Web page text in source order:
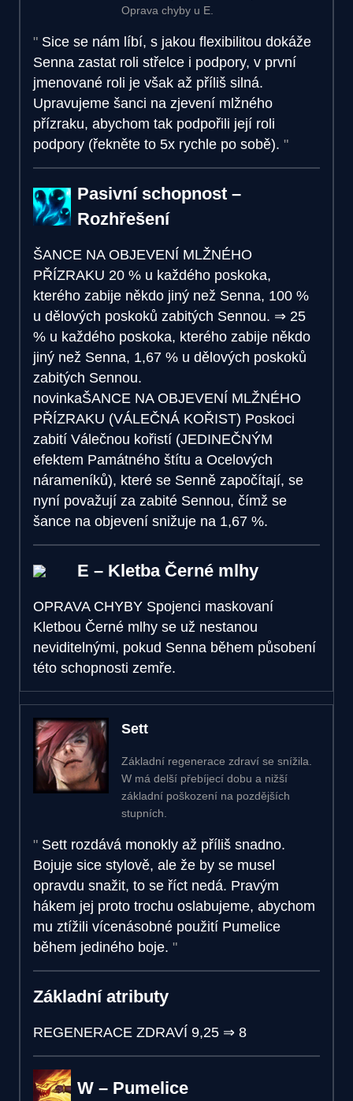
Oprava chyby u E.
Sice se nám líbí, s jakou flexibilitou dokáže
Senna zastat roli střelce i podpory, v první
jmenované roli je však až příliš silná.
Upravujeme šanci na zjevení mlžného
přízraku, abychom tak podpořili její roli
podpory (řekněte to 5x rychle po sobě).
Pasivní schopnost –
Rozhřešení
ŠANCE NA OBJEVENÍ MLŽNÉHO
PŘÍZRAKU 20 % u každého poskoka,
kterého zabije někdo jiný než Senna, 100 %
u dělových poskoků zabitých Sennou. ⇒ 25
% u každého poskoka, kterého zabije někdo
jiný než Senna, 1,67 % u dělových poskoků
zabitých Sennou.
novinkaŠANCE NA OBJEVENÍ MLŽNÉHO
PŘÍZRAKU (VÁLEČNÁ KOŘIST) Poskoci
zabití Válečnou kořistí (JEDINEČNÝM
efektem Památného štítu a Ocelových
nárameníků), které se Senně započítají, se
nyní považují za zabité Sennou, čímž se
šance na objevení snižuje na 1,67 %.
E – Kletba Černé mlhy
OPRAVA CHYBY Spojenci maskovaní
Kletbou Černé mlhy se už nestanou
neviditelnými, pokud Senna během působení
této schopnosti zemře.
Sett
Základní regenerace zdraví se snížila.
W má delší přebíjecí dobu a nižší
základní poškození na pozdějších
stupních.
Sett rozdává monokly až příliš snadno.
Bojuje sice stylově, ale že by se musel
opravdu snažit, to se říct nedá. Pravým
hákem jej proto trochu oslabujeme, abychom
mu ztížili vícenásobné použití Pumelice
během jediného boje.
Základní atributy
REGENERACE ZDRAVÍ 9,25 ⇒ 8
W – Pumelice